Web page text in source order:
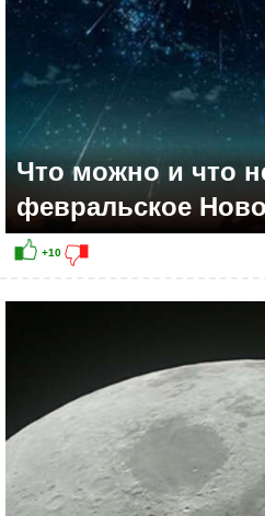
Что можно и что
февральское